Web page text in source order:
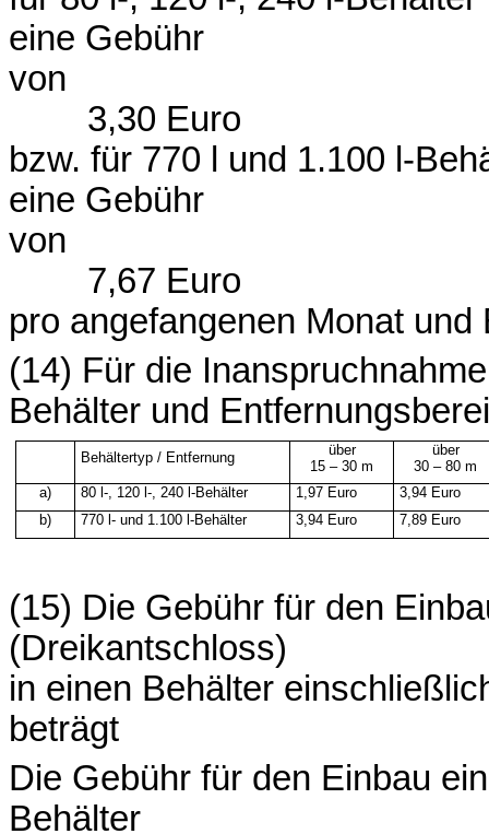
eine Gebühr
von
3,30 Euro
bzw. für 770 l und 1.100 l-
eine Gebühr
von
7,67 Euro
pro angefangenen Monat und
(14) Für die
Behälter und
Behältertyp / Entfernung
über
15 – 30 m
über
30 – 80 m
a)
80 l-, 120 l-, 240 l-Behälter 1,97 Euro 3,94 Euro
b)
770 l- und 1.100 l-Behälter 3,94 Euro 7,89 Euro
(15) Die Gebühr für den
(Dreikantschloss)
in einen Behälter
beträgt
Die Gebühr für den Einbau
Behälter